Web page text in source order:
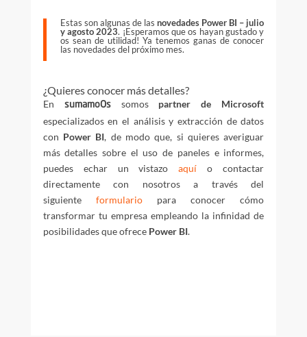
Estas son algunas de lasnovedades Power BI – julio
y agosto 2023. ¡Esperamos que os hayan gustado y
os sean de utilidad! Ya tenemos ganas de conocer
las novedades del próximo mes.
¿Quieres conocer más detalles?
En sumamoOssomos partner de Microsoft
especializados en el análisis y extracción de datos
con Power BI, de modo que, si quieres averiguar
más detalles sobre el uso de paneles e informes,
puedes echar un vistazoaquí
o contactar
directamente con nosotros a través del
siguiente formulario para conocer cómo
transformar tu empresa empleando la infinidad de
posibilidades que ofrece Power BI.